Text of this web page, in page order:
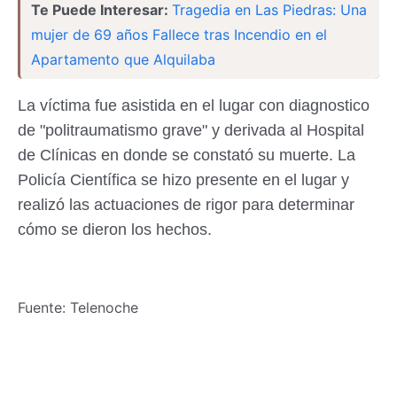
Te Puede Interesar: Tragedia en Las Piedras: Una
mujer de 69 años Fallece tras Incendio en el
Apartamento que Alquilaba
La víctima fue asistida en el lugar con diagnostico
de "politraumatismo grave" y derivada al Hospital
de Clínicas en donde se constató su muerte. La
Policía Científica se hizo presente en el lugar y
realizó las actuaciones de rigor para determinar
cómo se dieron los hechos.
Fuente: Telenoche